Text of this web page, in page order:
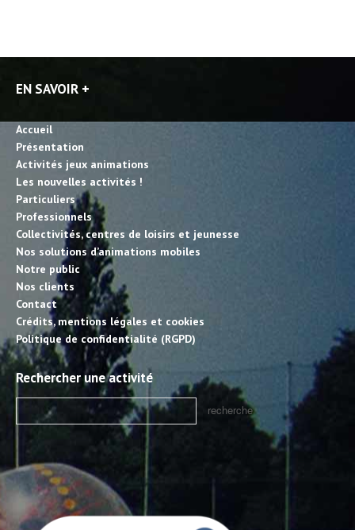
EN SAVOIR +
Accueil
Présentation
Activités jeux animations
Les nouvelles activités !
Particuliers
Professionnels
Collectivités, centres de loisirs et jeunesse
Nos solutions d’animations mobiles
Notre public
Nos clients
Contact
Crédits, mentions légales et cookies
Politique de confidentialité (RGPD)
Rechercher une activité